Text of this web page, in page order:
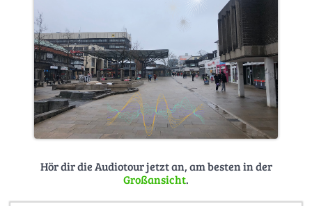
Hör dir die Audiotour jetzt an, am besten in der
Großansicht.